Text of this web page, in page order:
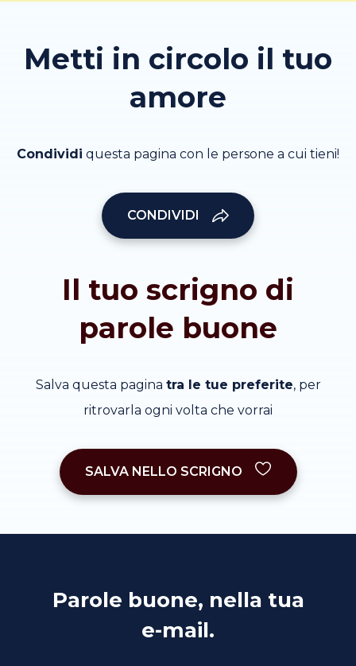
Metti in circolo il tuo
amore
Condividi questa pagina con le persone a cui tieni!
CONDIVIDI
Il tuo scrigno di
parole buone
Salva questa pagina tra le tue preferite, per
ritrovarla ogni volta che vorrai
SALVA NELLO SCRIGNO
Parole buone, nella tua
e-mail.